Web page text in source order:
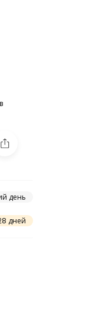
день
дней